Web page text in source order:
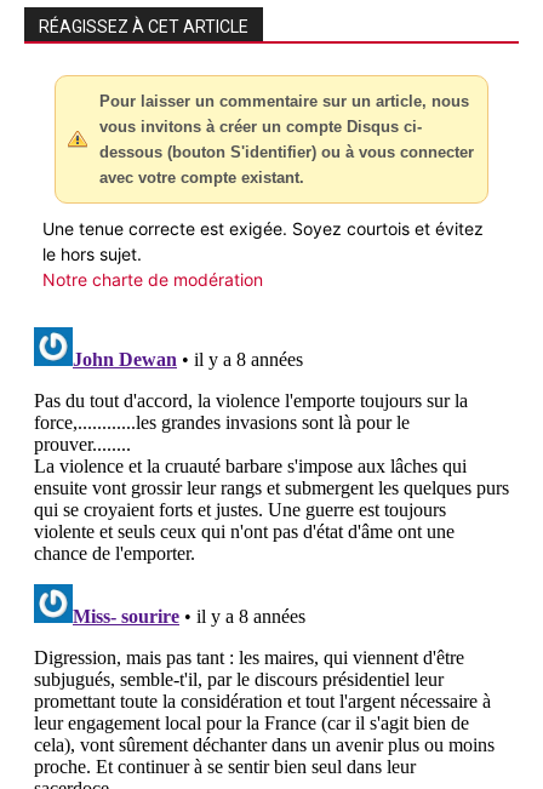
RÉAGISSEZ À CET ARTICLE
Pour laisser un commentaire sur un article, nous
vous invitons à créer un compte Disqus ci-
dessous (bouton S'identifier) ou à vous connecter
avec votre compte existant.
Une tenue correcte est exigée. Soyez courtois et évitez
le hors sujet.
Notre charte de modération